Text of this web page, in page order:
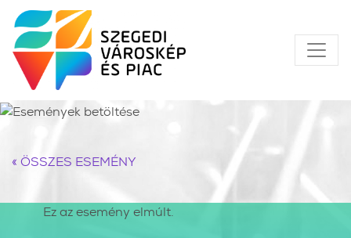
« ÖSSZES ESEMÉNY
Ez az esemény elmúlt.